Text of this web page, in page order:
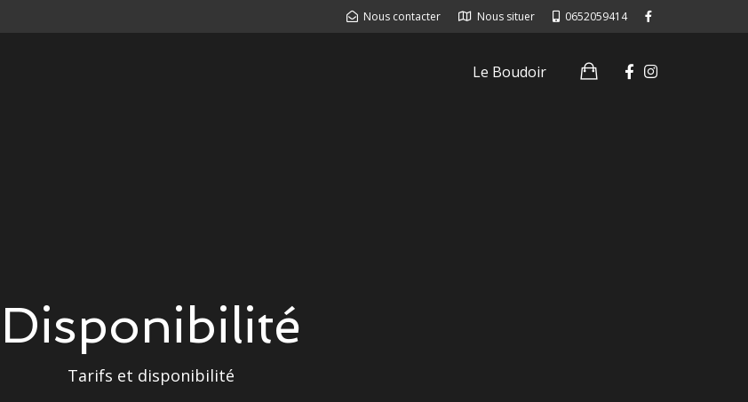
Nous contacter Nous situer 0652059414
Le Boudoir
Disponibilité
Tarifs et disponibilité